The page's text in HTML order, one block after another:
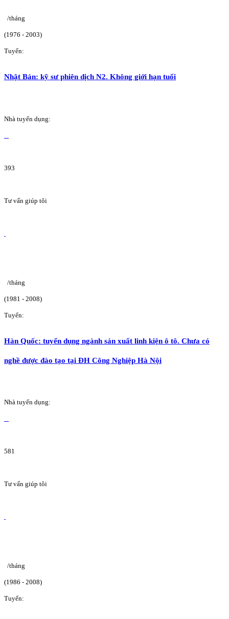
/tháng
(1976 - 2003)
Tuyển:
Nhật Bản: kỹ sư phiên dịch N2. Không giới hạn tuổi
Nhà tuyển dụng:
393
Tư vấn giúp tôi
/tháng
(1981 - 2008)
Tuyển:
Hàn Quốc: tuyển dụng ngành sản xuất linh kiện ô tô. Chưa có
nghề được đào tạo tại ĐH Công Nghiệp Hà Nội
Nhà tuyển dụng:
581
Tư vấn giúp tôi
/tháng
(1986 - 2008)
Tuyển: